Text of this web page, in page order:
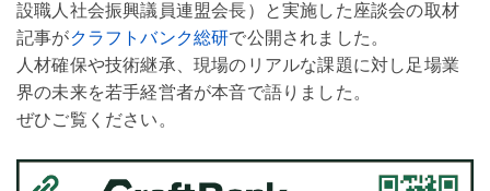
設職人社会振興議員連盟会長）と実施した座談会の取材
記事がクラフトバンク総研で公開されました。
人材確保や技術継承、現場のリアルな課題に対し足場業
界の未来を若手経営者が本音で語りました。
ぜひご覧ください。